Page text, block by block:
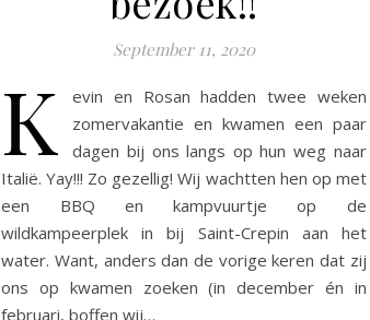
September 11, 2020
K
evin en Rosan hadden twee weken
zomervakantie en kwamen een paar
dagen bij ons langs op hun weg naar
Italië. Yay!!! Zo gezellig! Wij wachtten hen op met
een BBQ en kampvuurtje op de
wildkampeerplek in bij Saint-Crepin aan het
water. Want, anders dan de vorige keren dat zij
ons op kwamen zoeken (in december én in
februari, boffen wij…